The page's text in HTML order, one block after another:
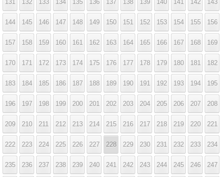
131 132 133 134 135 136 137 138 139 140 141 142 143
144 145 146 147 148 149 150 151 152 153 154 155 156
157 158 159 160 161 162 163 164 165 166 167 168 169
170 171 172 173 174 175 176 177 178 179 180 181 182
183 184 185 186 187 188 189 190 191 192 193 194 195
196 197 198 199 200 201 202 203 204 205 206 207 208
209 210 211 212 213 214 215 216 217 218 219 220 221
222 223 224 225 226 227 228 229 230 231 232 233 234
235 236 237 238 239 240 241 242 243 244 245 246 247